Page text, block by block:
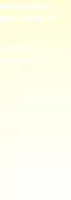
que le prix
avec un